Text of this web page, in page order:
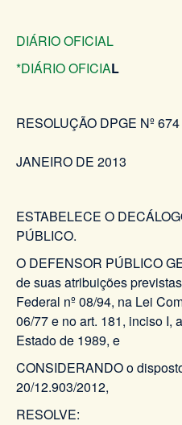
DIÁRIO OFICIAL
*DIÁRIO OFICIAL
RESOLUÇÃO DPGE Nº 674
DE
JANEIRO DE 2013
ESTABELECE O
PÚBLICO.
O DEFENSOR PÚBLICO
de suas atribuições
Federal nº 08/94, na Lei
06/77 e no art. 181, inciso I,
Estado de 1989, e
CONSIDERANDO o
20/12.903/2012,
RESOLVE: